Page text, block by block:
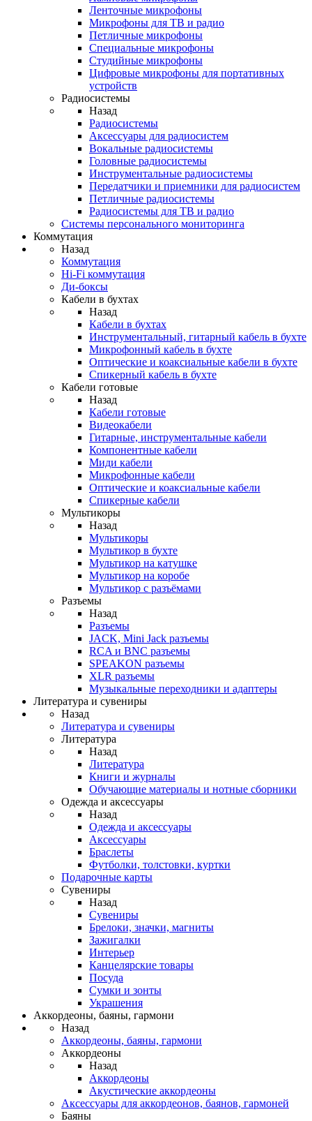
Ленточные микрофоны
Микрофоны для ТВ и радио
Петличные микрофоны
Специальные микрофоны
Студийные микрофоны
Цифровые микрофоны для портативных
устройств
Радиосистемы
Назад
Радиосистемы
Аксессуары для радиосистем
Вокальные радиосистемы
Головные радиосистемы
Инструментальные радиосистемы
Передатчики и приемники для радиосистем
Петличные радиосистемы
Радиосистемы для ТВ и радио
Системы персонального мониторинга
Коммутация
Назад
Коммутация
Hi-Fi коммутация
Ди-боксы
Кабели в бухтах
Назад
Кабели в бухтах
Инструментальный, гитарный кабель в бухте
Микрофонный кабель в бухте
Оптические и коаксиальные кабели в бухте
Спикерный кабель в бухте
Кабели готовые
Назад
Кабели готовые
Видеокабели
Гитарные, инструментальные кабели
Компонентные кабели
Миди кабели
Микрофонные кабели
Оптические и коаксиальные кабели
Спикерные кабели
Мультикоры
Назад
Мультикоры
Мультикор в бухте
Мультикор на катушке
Мультикор на коробе
Мультикор с разъёмами
Разъемы
Назад
Разъемы
JACK, Mini Jack разъемы
RCA и BNC разъемы
SPEAKON разъемы
XLR разъемы
Музыкальные переходники и адаптеры
Литература и сувениры
Назад
Литература и сувениры
Литература
Назад
Литература
Книги и журналы
Обучающие материалы и нотные сборники
Одежда и аксессуары
Назад
Одежда и аксессуары
Аксессуары
Браслеты
Футболки, толстовки, куртки
Подарочные карты
Сувениры
Назад
Сувениры
Брелоки, значки, магниты
Зажигалки
Интерьер
Канцелярские товары
Посуда
Сумки и зонты
Украшения
Аккордеоны, баяны, гармони
Назад
Аккордеоны, баяны, гармони
Аккордеоны
Назад
Аккордеоны
Акустические аккордеоны
Аксессуары для аккордеонов, баянов, гармоней
Баяны